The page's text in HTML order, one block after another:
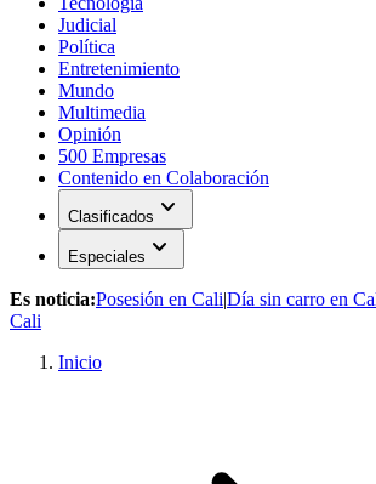
Judicial
Política
Entretenimiento
Mundo
Multimedia
Opinión
500 Empresas
Contenido en Colaboración
Clasificados expand_more
Especiales expand_more
Es noticia:Posesión en Cali|Día sin carro en
Cali
Inicio